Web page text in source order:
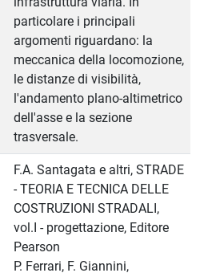
particolare i principali
argomenti riguardano: la
meccanica della locomozione,
le distanze di visibilità,
l'andamento plano-altimetrico
dell'asse e la sezione
trasversale.
F.A. Santagata e altri, STRADE
- TEORIA E TECNICA DELLE
COSTRUZIONI STRADALI,
vol.I - progettazione, Editore
Pearson
P. Ferrari, F. Giannini,